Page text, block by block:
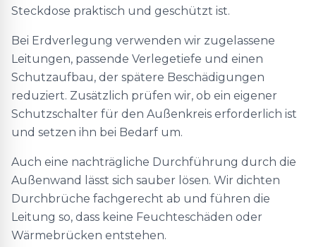
Steckdose praktisch und geschützt ist.
Bei Erdverlegung verwenden wir zugelassene
Leitungen, passende Verlegetiefe und einen
Schutzaufbau, der spätere Beschädigungen
reduziert. Zusätzlich prüfen wir, ob ein eigener
Schutzschalter für den Außenkreis erforderlich ist
und setzen ihn bei Bedarf um.
Auch eine nachträgliche Durchführung durch die
Außenwand lässt sich sauber lösen. Wir dichten
Durchbrüche fachgerecht ab und führen die
Leitung so, dass keine Feuchteschäden oder
Wärmebrücken entstehen.